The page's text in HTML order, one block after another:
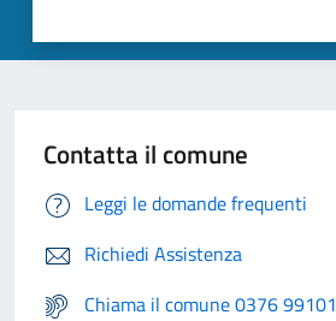
Contatta il comune
Leggi le domande frequenti
Richiedi Assistenza
Chiama il comune 0376 99101